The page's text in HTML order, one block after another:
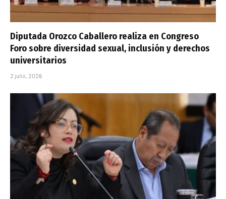
Diputada Orozco Caballero realiza en Congreso
Foro sobre diversidad sexual, inclusión y derechos
universitarios
2 julio, 2026